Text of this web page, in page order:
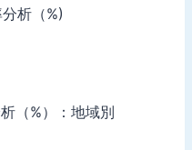
析（%)
（%）：地域別